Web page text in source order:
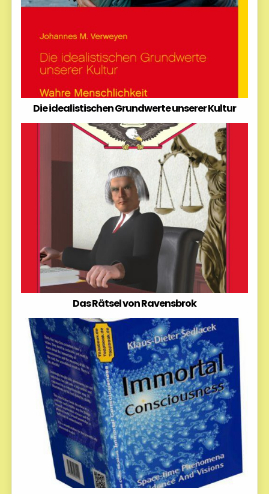
Die idealistischen Grundwerte unserer Kultur
Das Rätsel von Ravensbrok